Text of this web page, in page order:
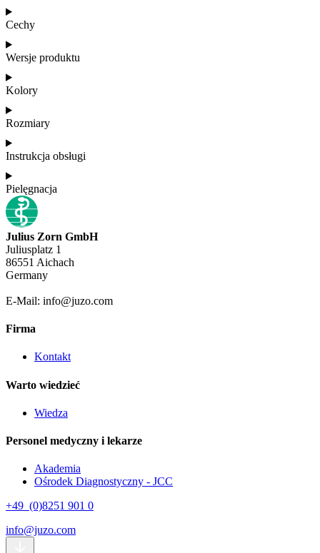
Cechy
Wersje produktu
Kolory
Rozmiary
Instrukcja obsługi
Pielęgnacja
Julius Zorn GmbH
Juliusplatz 1
86551 Aichach
Germany
E-Mail: info@juzo.com
Firma
Kontakt
Warto wiedzieć
Wiedza
Personel medyczny i lekarze
Akademia
Ośrodek Diagnostyczny - JCC
+49 (0)8251 901 0
info@juzo.com